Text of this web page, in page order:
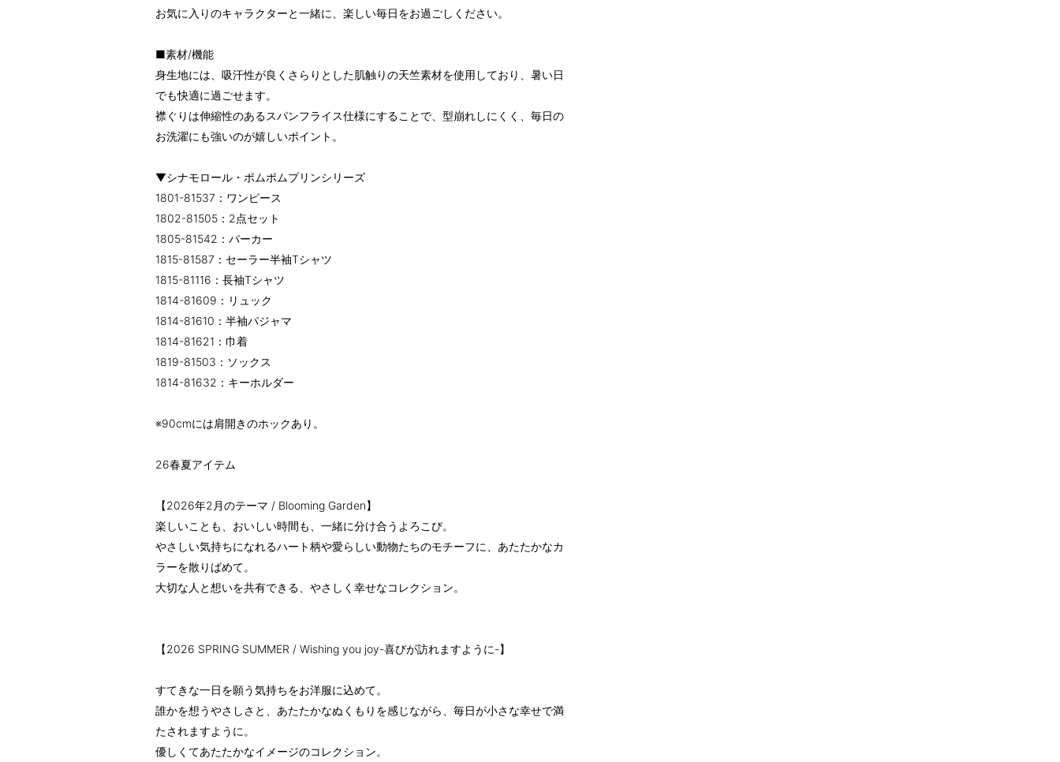
お気に入りのキャラクターと一緒に、楽しい毎日をお過ごしください。
■素材/機能
身生地には、吸汗性が良くさらりとした肌触りの天竺素材を使用しており、暑い日
でも快適に過ごせます。
襟ぐりは伸縮性のあるスパンフライス仕様にすることで、型崩れしにくく、毎日の
お洗濯にも強いのが嬉しいポイント。
▼シナモロール・ポムポムプリンシリーズ
1801-81537：ワンピース
1802-81505：2点セット
1805-81542：パーカー
1815-81587：セーラー半袖Tシャツ
1815-81116：長袖Tシャツ
1814-81609：リュック
1814-81610：半袖パジャマ
1814-81621：巾着
1819-81503：ソックス
1814-81632：キーホルダー
※90cmには肩開きのホックあり。
26春夏アイテム
【2026年2月のテーマ / Blooming Garden】
楽しいことも、おいしい時間も、一緒に分け合うよろこび。
やさしい気持ちになれるハート柄や愛らしい動物たちのモチーフに、あたたかなカ
ラーを散りばめて。
大切な人と想いを共有できる、やさしく幸せなコレクション。
【2026 SPRING SUMMER / Wishing you joy-喜びが訪れますように-】
すてきな一日を願う気持ちをお洋服に込めて。
誰かを想うやさしさと、あたたかなぬくもりを感じながら、毎日が小さな幸せで満
たされますように。
優しくてあたたかなイメージのコレクション。